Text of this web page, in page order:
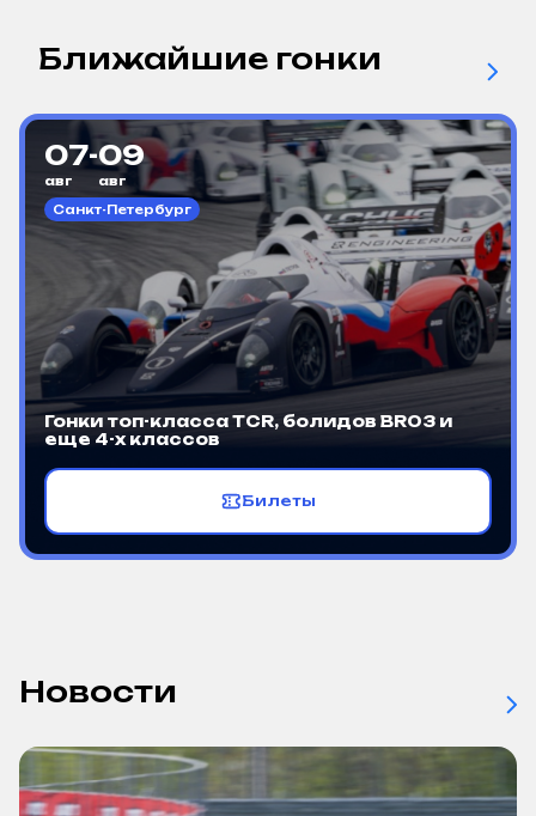
Ближайшие гонки
07
авг
-09
авг
Санкт-Петербург
Гонки топ-класса TCR, болидов BR03 и
еще 4-х классов
Билеты
Новости